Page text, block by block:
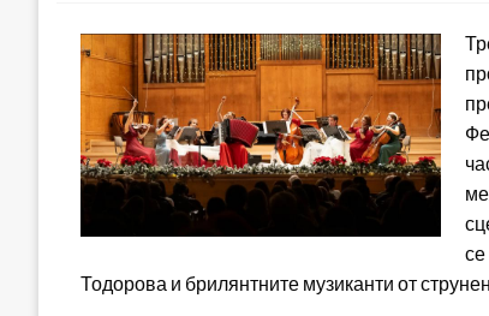
Тодорова и брилянтните музиканти от